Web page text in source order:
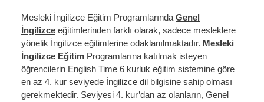
Mesleki İngilizce Eğitim Programlarında Genel
İngilizce eğitimlerinden farklı olarak, sadece mesleklere
yönelik İngilizce eğitimlerine odaklanılmaktadır. Mesleki
İngilizce Eğitim Programlarına katılmak isteyen
öğrencilerin English Time 6 kurluk eğitim sistemine göre
en az 4. kur seviyede İngilizce dil bilgisine sahip olması
gerekmektedir. Seviyesi 4. kur’dan az olanların, Genel